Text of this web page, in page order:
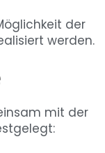
der
werden.
mit der